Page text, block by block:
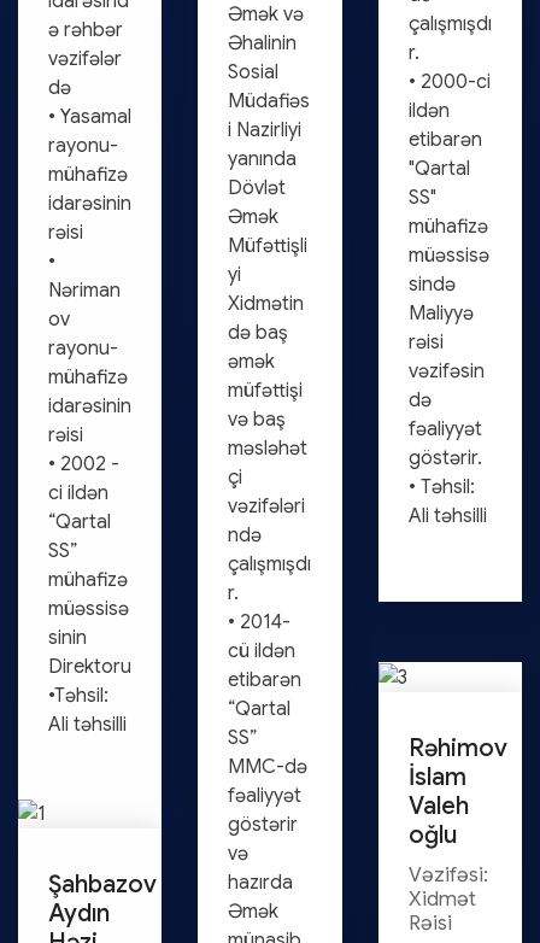
ə rəhbər
vəzifələr
də
• Yasamal
rayonu-
mühafizə
idarəsinin
rəisi
•
Nəriman
ov
rayonu-
mühafizə
idarəsinin
rəisi
• 2002 -
ci ildən
“Qartal
SS”
mühafizə
müəssisə
sinin
Direktoru
•Təhsil:
Ali təhsilli
Şahbazov
Aydın
Əmək və
Əhalinin
Sosial
Müdafiəs
i Nazirliyi
yanında
Dövlət
Əmək
Müfəttişli
yi
Xidmətin
də baş
əmək
müfəttişi
və baş
məsləhət
çi
vəzifələri
ndə
çalışmışdı
r.
• 2014-
cü ildən
etibarən
“Qartal
SS”
MMC-də
fəaliyyət
göstərir
və
hazırda
Əmək
çalışmışdı
r.
• 2000-ci
ildən
etibarən
"Qartal
SS"
mühafizə
müəssisə
sində
Maliyyə
rəisi
vəzifəsin
də
fəaliyyət
göstərir.
• Təhsil:
Ali təhsilli
Rəhimov
İslam
Valeh
oğlu
Vəzifəsi:
Xidmət
Rəisi